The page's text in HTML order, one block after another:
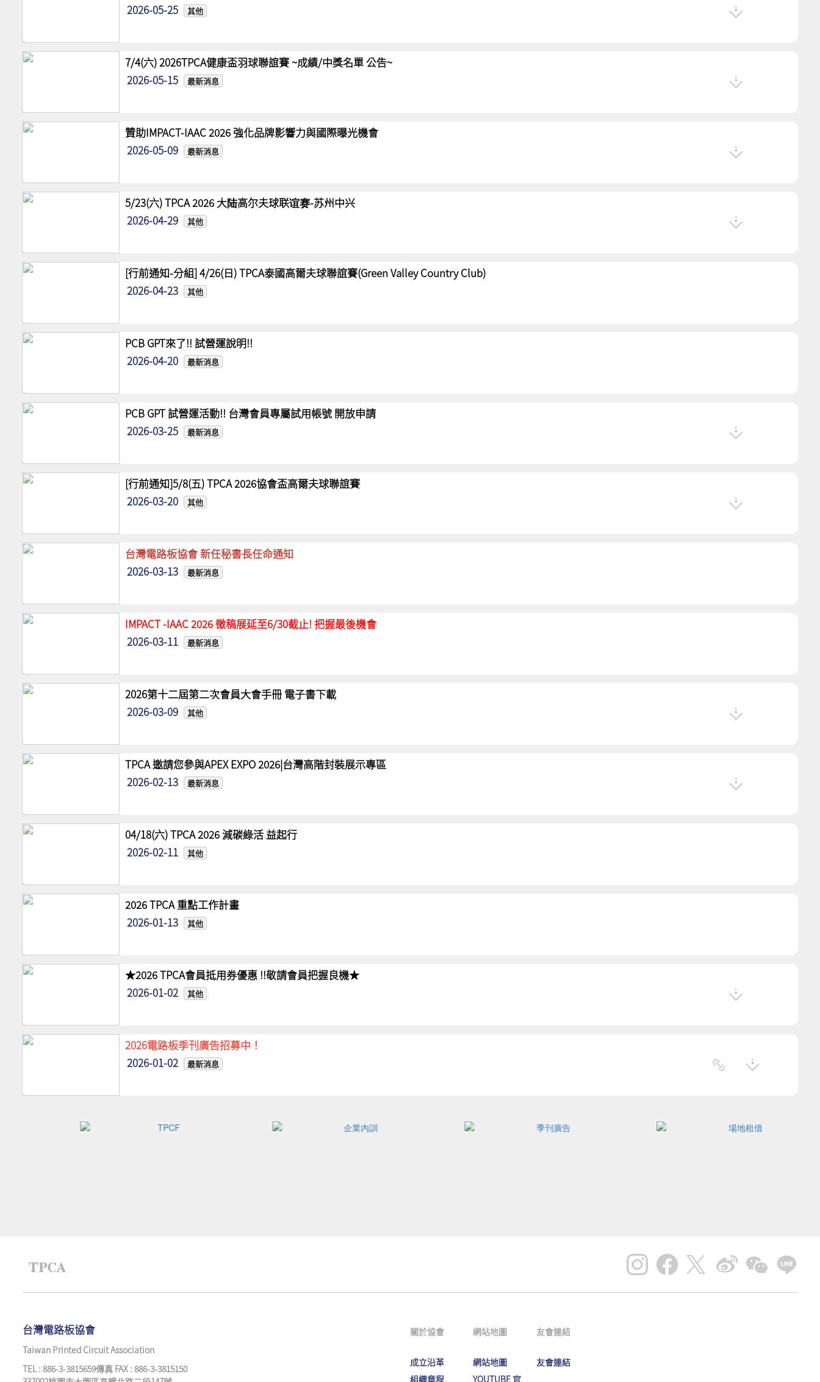
2026-05-25
其他
7/4(六) 2026TPCA健康盃羽球聯誼賽 ~成績/中獎名單 公告~
2026-05-15
最新消息
贊助IMPACT-IAAC 2026 強化品牌影響力與國際曝光機會
2026-05-09
最新消息
5/23(六) TPCA 2026 大陆高尔夫球联谊赛-苏州中兴
2026-04-29
其他
[行前通知-分組] 4/26(日) TPCA泰國高爾夫球聯誼賽(Green Valley Country Club)
2026-04-23
其他
PCB GPT來了!! 試營運說明!!
2026-04-20
最新消息
PCB GPT 試營運活動!! 台灣會員專屬試用帳號 開放申請
2026-03-25
最新消息
[行前通知]5/8(五) TPCA 2026協會盃高爾夫球聯誼賽
2026-03-20
其他
台灣電路板協會 新任秘書長任命通知
2026-03-13
最新消息
IMPACT -IAAC 2026 徵稿展延至6/30截止! 把握最後機會
2026-03-11
最新消息
2026第十二屆第二次會員大會手冊 電子書下載
2026-03-09
其他
TPCA 邀請您參與APEX EXPO 2026|台灣高階封裝展示專區
2026-02-13
最新消息
04/18(六) TPCA 2026 減碳綠活 益起行
2026-02-11
其他
2026 TPCA 重點工作計畫
2026-01-13
其他
★2026 TPCA會員抵用券優惠 !!敬請會員把握良機★
2026-01-02
其他
2026電路板季刊廣告招募中！
2026-01-02
最新消息
台灣電路板協會
Taiwan Printed Circuit Association
TEL : 886-3-3815659傳真 FAX : 886-3-3815150
關於協會
成立沿革
組織章程
網站地圖
網站地圖
YOUTUBE 官
友會連結
友會連結